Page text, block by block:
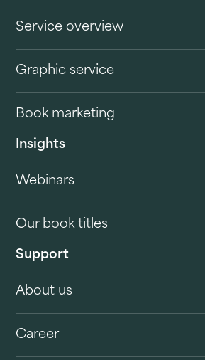
Service overview
Graphic service
Book marketing
Insights
Webinars
Our book titles
Support
About us
Career